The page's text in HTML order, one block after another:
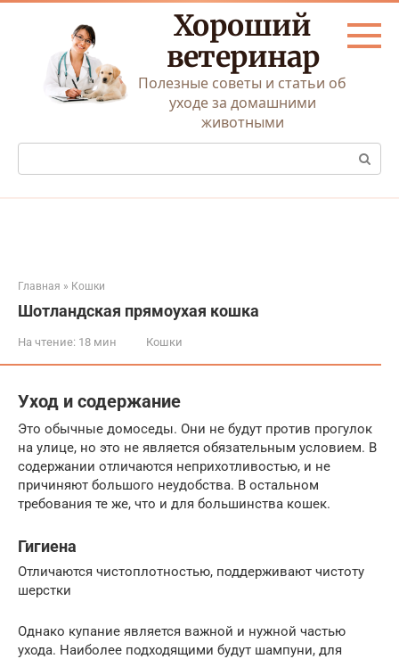
Перейти
Хороший
ветеринар
Полезные советы и статьи об
уходе за домашними
животными
Поиск:
Главная » Кошки
Шотландская прямоухая кошка
На чтение: 18 мин Кошки
Уход и содержание
Это обычные домоседы. Они не будут против прогулок
на улице, но это не является обязательным условием. В
содержании отличаются неприхотливостью, и не
причиняют большого неудобства. В остальном
требования те же, что и для большинства кошек.
Гигиена
Отличаются чистоплотностью, поддерживают чистоту
шерстки
Однако купание является важной и нужной частью
ухода. Наиболее подходящими будут шампуни, для